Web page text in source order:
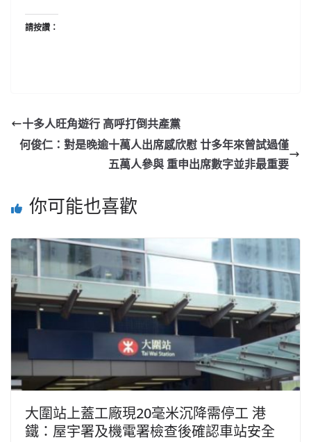
請按讚：
十多人旺角遊行 高呼打倒共產黨
何俊仁：對是晚逾十萬人出席感欣慰 廿多年來曾試過僅
五萬人參與 重申出席數字並非最重要
你可能也喜歡
大圍站上蓋工廠現20毫米沉降需停工 港
鐵：屋宇署及機電署檢查後確認車站安全